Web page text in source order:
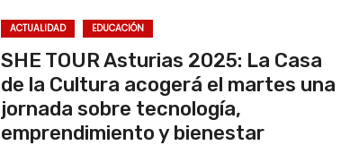
ACTUALIDAD EDUCACIÓN
SHE TOUR Asturias 2025: La Casa
de la Cultura acogerá el martes una
jornada sobre tecnología,
emprendimiento y bienestar